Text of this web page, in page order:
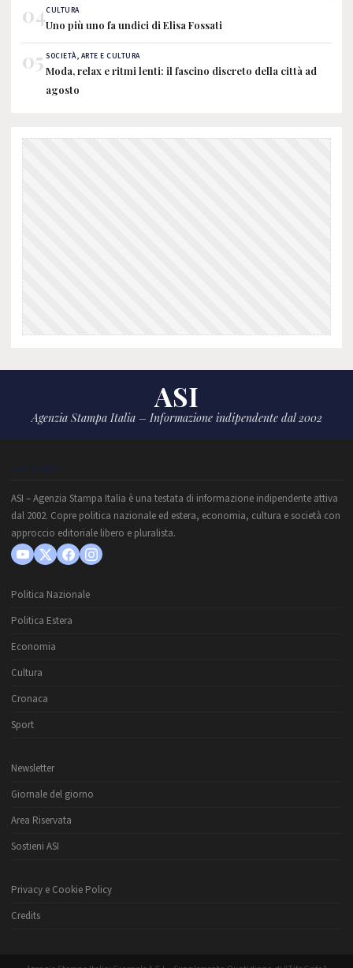
04CULTURA
Uno più uno fa undici di Elisa Fossati
05 SOCIETÀ, ARTE E CULTURA
Moda, relax e ritmi lenti: il fascino discreto della città ad
agosto
ASI
Agenzia Stampa Italia – Informazione indipendente dal 2002
CHI SIAMO
ASI – Agenzia Stampa Italia è una testata di informazione indipendente attiva
dal 2002. Copre politica nazionale ed estera, economia, cultura e società con
approccio editoriale libero e pluralista.
Politica Nazionale
Politica Estera
Economia
Cultura
Cronaca
Sport
Newsletter
Giornale del giorno
Area Riservata
Sostieni ASI
Privacy e Cookie Policy
Credits